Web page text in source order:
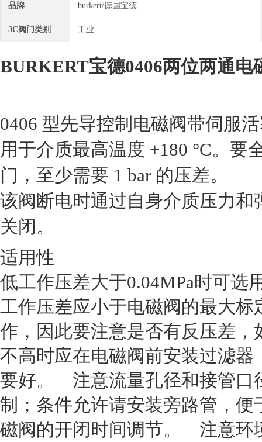
品牌 burkert/德国宝德
3C阀门类别 工业
BURKERT宝德0406两位两通电
0406 型先导控制电磁阀带伺服
用于介质最高温度 +180 °C。要
门，至少需要 1 bar 的压差。
该阀断电时通过自身介质压力和
关闭。
适用性
低工作压差大于0.04MPa时可选
工作压差应小于电磁阀的最大
作，因此要注意是否有反压差
不高时应在电磁阀前安装过滤
要好。 注意流量孔径和接管口
制；条件允许请安装旁路管，
磁阀的开闭时间调节。 注意